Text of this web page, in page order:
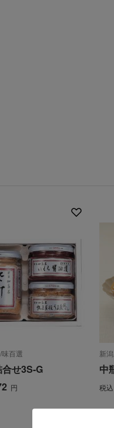
百選
せ3S-G
円
新
中
税込